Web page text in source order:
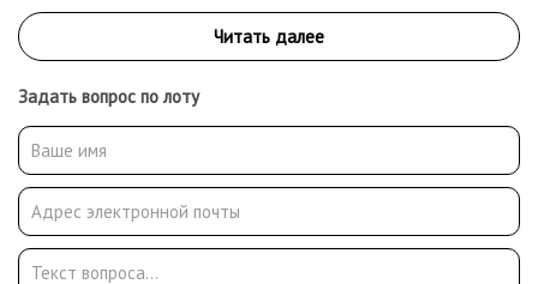
Я.Титова. С 1954 г. участник выставок. Член Союза художников
СССР (1961). Работы находятся в частных собраниях в России
и за рубежом.
Задать вопрос по лоту